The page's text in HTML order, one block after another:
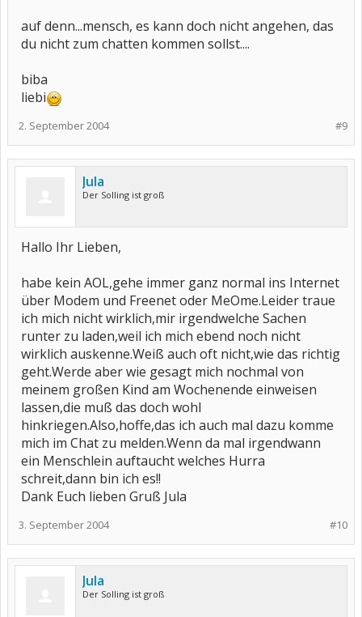
auf denn...mensch, es kann doch nicht angehen, das
du nicht zum chatten kommen sollst....
biba
liebi
#9
2. September 2004
Jula
Der Solling ist groß
Hallo Ihr Lieben,
habe kein AOL,gehe immer ganz normal ins Internet
über Modem und Freenet oder MeOme.Leider traue
ich mich nicht wirklich,mir irgendwelche Sachen
runter zu laden,weil ich mich ebend noch nicht
wirklich auskenne.Weiß auch oft nicht,wie das richtig
geht.Werde aber wie gesagt mich nochmal von
meinem großen Kind am Wochenende einweisen
lassen,die muß das doch wohl
hinkriegen.Also,hoffe,das ich auch mal dazu komme
mich im Chat zu melden.Wenn da mal irgendwann
ein Menschlein auftaucht welches Hurra
schreit,dann bin ich es!!
Dank Euch lieben Gruß Jula
#10
3. September 2004
Jula
Der Solling ist groß